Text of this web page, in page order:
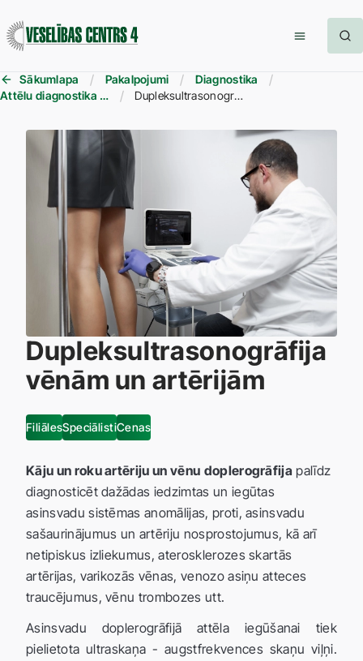
Sākumlapa Pakalpojumi
Diagnostika
Attēlu diagnostika (RTG, DT, MR u.c.)
Dupleksultrasonogrāfija vēnām un artērijām
Dupleksultrasonogrāfija
vēnām un artērijām
FiliālesSpeciālistiCenas
Kāju un roku artēriju un vēnu doplerogrāfija palīdz
diagnosticēt dažādas iedzimtas un iegūtas
asinsvadu sistēmas anomālijas, proti, asinsvadu
sašaurinājumus un artēriju nosprostojumus, kā arī
netipiskus izliekumus, aterosklerozes skartās
artērijas, varikozās vēnas, venozo asiņu atteces
traucējumus, vēnu trombozes utt.
Asinsvadu doplerogrāfijā attēla iegūšanai tiek
pielietota ultraskaņa - augstfrekvences skaņu viļņi.